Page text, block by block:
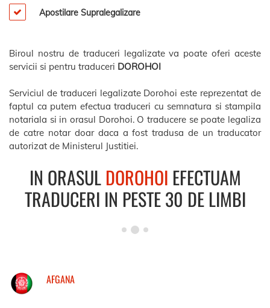
Apostilare Supralegalizare
Biroul nostru de traduceri legalizate va poate oferi aceste
servicii si pentru traduceri DOROHOI
Serviciul de traduceri legalizate Dorohoi este reprezentat de
faptul ca putem efectua traduceri cu semnatura si stampila
notariala si in orasul Dorohoi. O traducere se poate legaliza
de catre notar doar daca a fost tradusa de un traducator
autorizat de Ministerul Justitiei.
IN ORASULDOROHOI EFECTUAM
TRADUCERI IN PESTE 30 DE LIMBI
AFGANA